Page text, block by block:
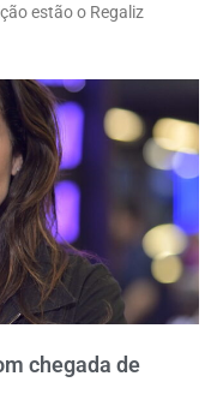
estão o Regaliz
chegada de